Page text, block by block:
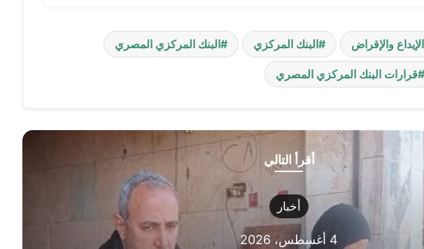
الإيداع والإقراض البنك المركزي البنك المركزي المصري
قرارات البنك المركزي المصري
أقرأ التالي
أخبار
4 أغسطس، 2026